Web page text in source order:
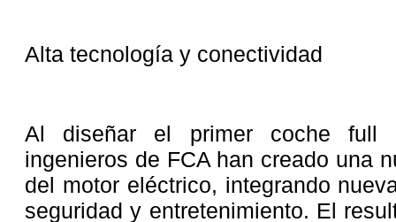
Alta tecnología y conectividad
Al diseñar el primer coche full
ingenieros de FCA han creado una
del motor eléctrico, integrando
seguridad y entretenimiento. El